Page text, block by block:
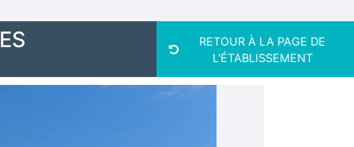
RETOUR À LA PAGE DE
L'ÉTABLISSEMENT